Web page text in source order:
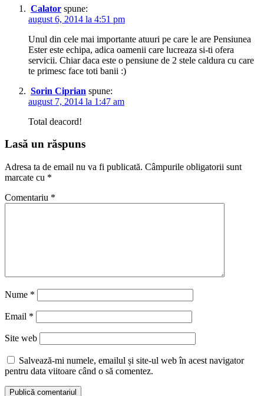
Calator spune:
august 6, 2014 la 4:51 pm
Unul din cele mai importante atuuri pe care le are Pensiunea
Ester este echipa, adica oamenii care lucreaza si-ti ofera
servicii. Chiar daca este o pensiune de 2 stele caldura cu care
te primesc face toti banii :)
Sorin Ciprian spune:
august 7, 2014 la 1:47 am
Total deacord!
Lasă un răspuns
Adresa ta de email nu va fi publicată. Câmpurile obligatorii sunt
marcate cu *
Comentariu *
Nume *
Email *
Site web
Salvează-mi numele, emailul și site-ul web în acest navigator
pentru data viitoare când o să comentez.